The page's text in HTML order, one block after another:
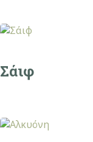
Σάιφ